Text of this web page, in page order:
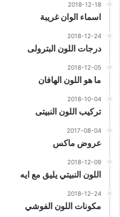
2018-12-18
اسماء الوان غريبة
2018-12-24
درجات اللون البترولى
2018-12-05
ما هو اللون الهافان
2018-10-04
تركيب اللون النبيتى
2017-08-04
عروض ماكس
2018-12-09
اللون النبيتي يليق مع ايه
2018-12-24
مكونات اللون الفوشي